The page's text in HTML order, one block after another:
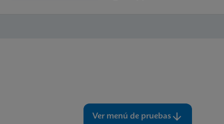
Ver menú de pruebas